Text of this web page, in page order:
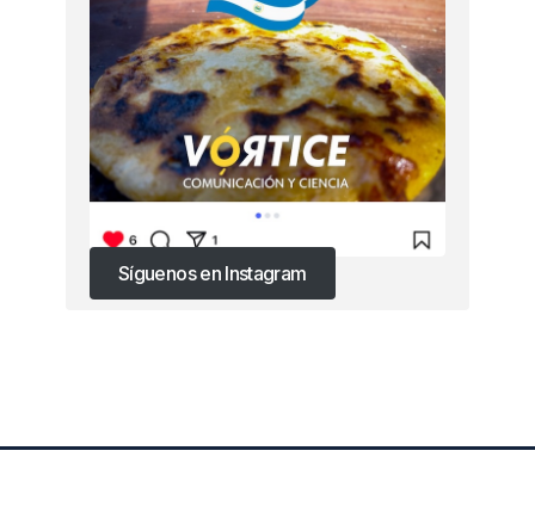
Síguenos en Instagram